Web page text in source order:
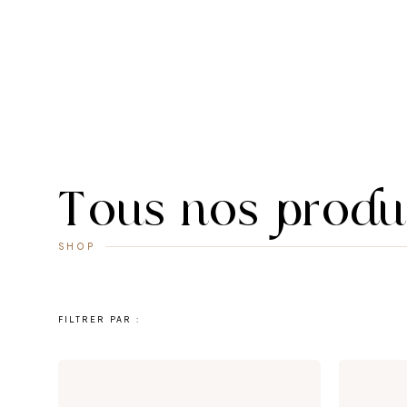
Tous nos
SHOP
FILTRER PAR :